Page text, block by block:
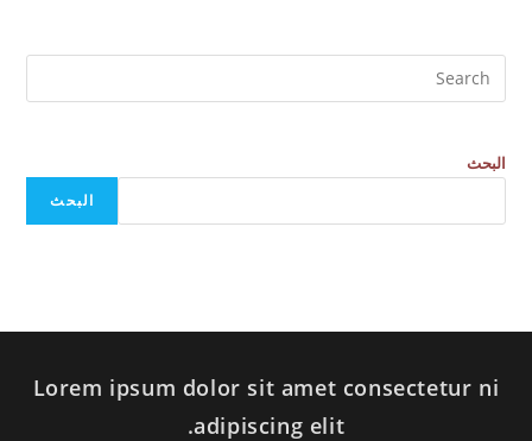
البحث
البحث
Lorem ipsum dolor sit amet consectetur ni
adipiscing elit.